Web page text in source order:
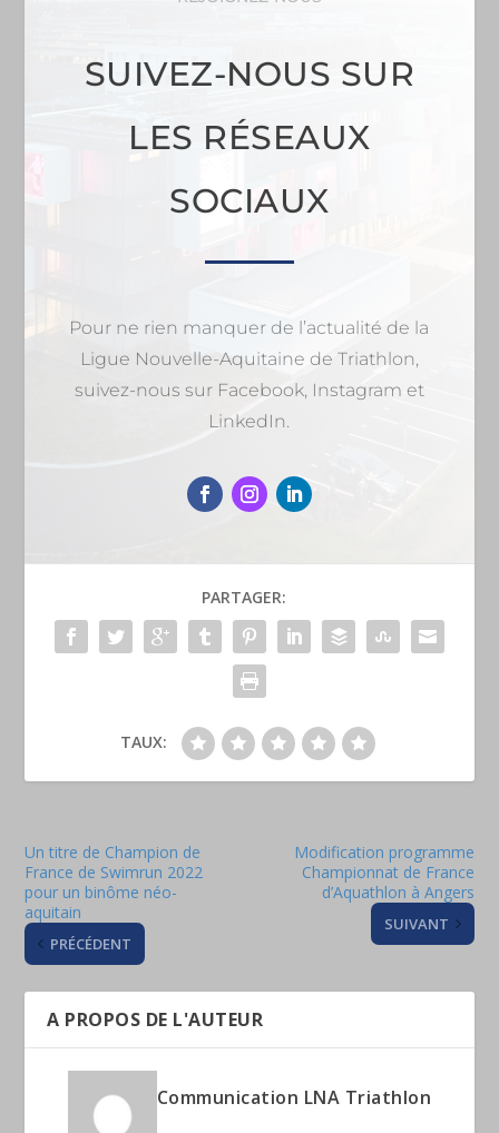
SUIVEZ-NOUS SUR
LES RÉSEAUX
SOCIAUX
Pour ne rien manquer de l’actualité de la
Ligue Nouvelle-Aquitaine de Triathlon,
suivez-nous sur Facebook, Instagram et
LinkedIn.
PARTAGER:
TAUX:
Un titre de Champion de
France de Swimrun 2022
pour un binôme néo-
aquitain
PRÉCÉDENT
Modification programme
Championnat de France
d’Aquathlon à Angers
SUIVANT
A PROPOS DE L'AUTEUR
Communication LNA Triathlon